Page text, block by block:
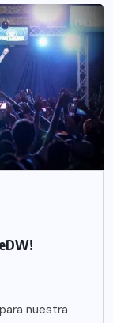
nuestra